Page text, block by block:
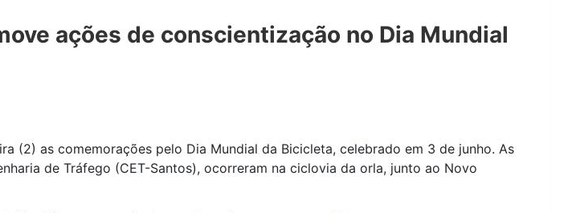
ações de conscientização no Dia Mundial
(2) as comemorações pelo Dia Mundial da Bicicleta, celebrado em 3 de junho. As
de Tráfego (CET-Santos), ocorreram na ciclovia da orla, junto ao Novo